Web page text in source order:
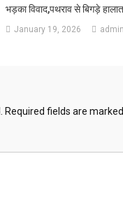
भड़का विवाद,पथराव से बिगड़े
January 19, 2026 admin
Required fields are marked